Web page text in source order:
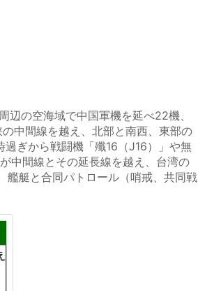
の空海域で中国軍機を延べ22機、
中間線を越え、北部と南西、東部の
ぎから戦闘機「殲16（J16）」や無
中間線とその延長線を越え、台湾の
艦艇と合同パトロール（哨戒、共同戦